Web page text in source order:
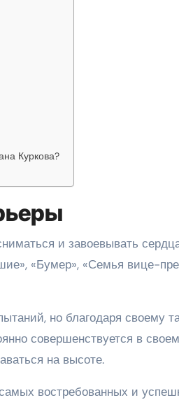
Куркова?
и завоевывать
«Бумер», «Семья вице-
но благодаря своему
совершенствуется в
на высоте.
востребованных и